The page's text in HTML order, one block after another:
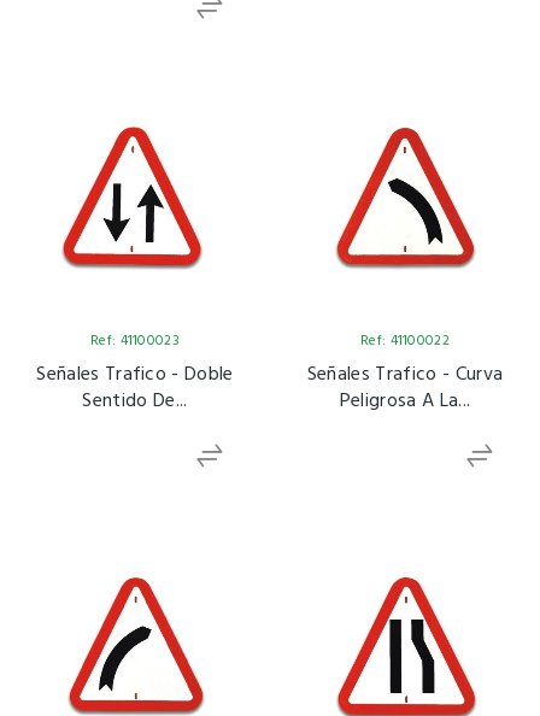
Ref: 41100023
Señales Trafico - Doble
Sentido De...
Ref: 41100022
Señales Trafico - Curva
Peligrosa A La...